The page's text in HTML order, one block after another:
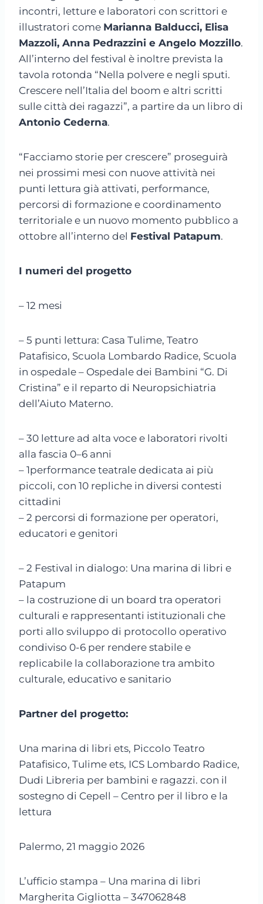
incontri, letture e laboratori con scrittori e
illustratori come Marianna Balducci, Elisa
Mazzoli, Anna Pedrazzini e Angelo Mozzillo.
All’interno del festival è inoltre prevista la
tavola rotonda “Nella polvere e negli sputi.
Crescere nell’Italia del boom e altri scritti
sulle città dei ragazzi”, a partire da un libro di
Antonio Cederna.
“Facciamo storie per crescere” proseguirà
nei prossimi mesi con nuove attività nei
punti lettura già attivati, performance,
percorsi di formazione e coordinamento
territoriale e un nuovo momento pubblico a
ottobre all’interno del Festival Patapum.
I numeri del progetto
– 12 mesi
– 5 punti lettura: Casa Tulime, Teatro
Patafisico, Scuola Lombardo Radice, Scuola
in ospedale – Ospedale dei Bambini “G. Di
Cristina” e il reparto di Neuropsichiatria
dell’Aiuto Materno.
– 30 letture ad alta voce e laboratori rivolti
alla fascia 0–6 anni
– 1performance teatrale dedicata ai più
piccoli, con 10 repliche in diversi contesti
cittadini
– 2 percorsi di formazione per operatori,
educatori e genitori
– 2 Festival in dialogo: Una marina di libri e
Patapum
– la costruzione di un board tra operatori
culturali e rappresentanti istituzionali che
porti allo sviluppo di protocollo operativo
condiviso 0-6 per rendere stabile e
replicabile la collaborazione tra ambito
culturale, educativo e sanitario
Partner del progetto:
Una marina di libri ets, Piccolo Teatro
Patafisico, Tulime ets, ICS Lombardo Radice,
Dudi Libreria per bambini e ragazzi. con il
sostegno di Cepell – Centro per il libro e la
lettura
Palermo, 21 maggio 2026
L’ufficio stampa – Una marina di libri
Margherita Gigliotta – 347062848